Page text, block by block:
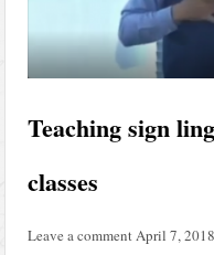
Teaching sign
classes
Leave a commentApril 7, 2018